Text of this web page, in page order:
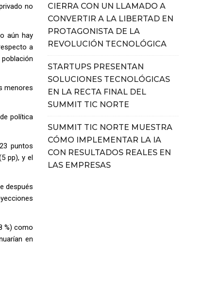
no
aún hay
a
menores
política
puntos
pp), y el
después
%) como
en
CIERRA CON UN LLAMADO A
CONVERTIR A LA LIBERTAD EN
PROTAGONISTA DE LA
REVOLUCIÓN TECNOLÓGICA
STARTUPS PRESENTAN
SOLUCIONES TECNOLÓGICAS
EN LA RECTA FINAL DEL
SUMMIT TIC NORTE
SUMMIT TIC NORTE MUESTRA
CÓMO IMPLEMENTAR LA IA
CON RESULTADOS REALES EN
LAS EMPRESAS